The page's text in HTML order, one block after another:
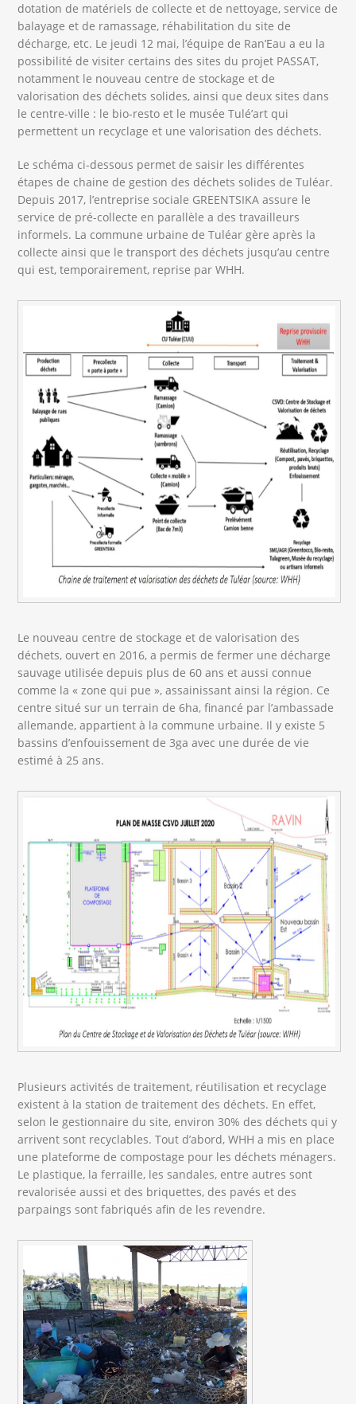
dotation de matériels de collecte et de nettoyage, service de
balayage et de ramassage, réhabilitation du site de
décharge, etc. Le jeudi 12 mai, l’équipe de Ran’Eau a eu la
possibilité de visiter certains des sites du projet PASSAT,
notamment le nouveau centre de stockage et de
valorisation des déchets solides, ainsi que deux sites dans
le centre-ville : le bio-resto et le musée Tulé’art qui
permettent un recyclage et une valorisation des déchets.
Le schéma ci-dessous permet de saisir les différentes
étapes de chaine de gestion des déchets solides de Tuléar.
Depuis 2017, l’entreprise sociale GREENTSIKA assure le
service de pré-collecte en parallèle a des travailleurs
informels. La commune urbaine de Tuléar gère après la
collecte ainsi que le transport des déchets jusqu’au centre
qui est, temporairement, reprise par WHH.
Le nouveau centre de stockage et de valorisation des
déchets, ouvert en 2016, a permis de fermer une décharge
sauvage utilisée depuis plus de 60 ans et aussi connue
comme la « zone qui pue », assainissant ainsi la région. Ce
centre situé sur un terrain de 6ha, financé par l’ambassade
allemande, appartient à la commune urbaine. Il y existe 5
bassins d’enfouissement de 3ga avec une durée de vie
estimé à 25 ans.
Plusieurs activités de traitement, réutilisation et recyclage
existent à la station de traitement des déchets. En effet,
selon le gestionnaire du site, environ 30% des déchets qui y
arrivent sont recyclables. Tout d’abord, WHH a mis en place
une plateforme de compostage pour les déchets ménagers.
Le plastique, la ferraille, les sandales, entre autres sont
revalorisée aussi et des briquettes, des pavés et des
parpaings sont fabriqués afin de les revendre.